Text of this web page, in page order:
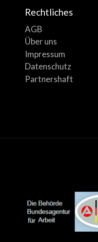
Rechtliches
AGB
Über uns
Impressum
Datenschutz
Partnershaft